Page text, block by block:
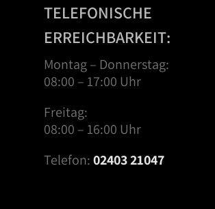
TELEFONISCHE
ERREICHBARKEIT:
Montag – Donnerstag:
08:00 – 17:00 Uhr
Freitag:
08:00 – 16:00 Uhr
Telefon:02403 21047